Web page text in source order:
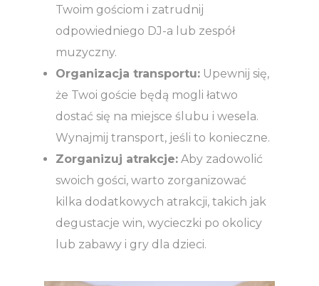
Twoim gościom i zatrudnij
odpowiedniego DJ-a lub zespół
muzyczny.
Organizacja transportu:Upewnij się,
że Twoi goście będą mogli łatwo
dostać się na miejsce ślubu i wesela.
Wynajmij transport, jeśli to konieczne.
Zorganizuj atrakcje:Aby zadowolić
swoich gości, warto zorganizować
kilka dodatkowych atrakcji, takich jak
degustacje win, wycieczki po okolicy
lub zabawy i gry dla dzieci.